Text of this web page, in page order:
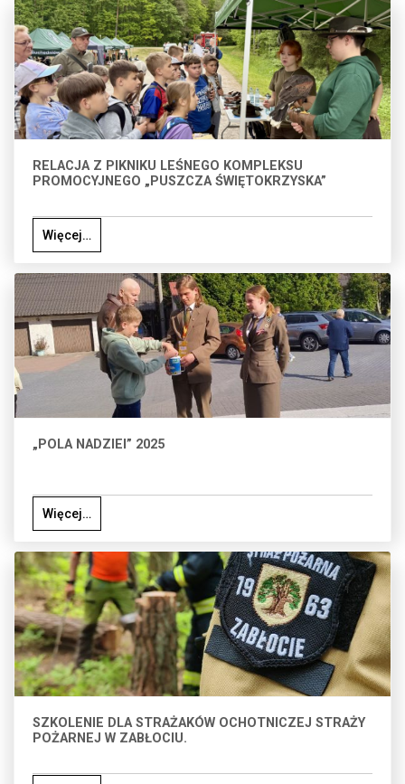
RELACJA Z PIKNIKU LEŚNEGO KOMPLEKSU
PROMOCYJNEGO „PUSZCZA ŚWIĘTOKRZYSKA”
Więcej…
„POLA NADZIEI” 2025
Więcej…
SZKOLENIE DLA STRAŻAKÓW OCHOTNICZEJ STRAŻY
POŻARNEJ W ZABŁOCIU.